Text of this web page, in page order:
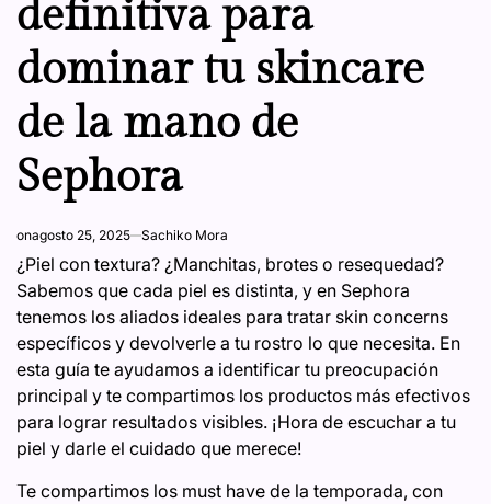
definitiva para
dominar tu skincare
de la mano de
Sephora
onagosto 25, 2025 Sachiko Mora
¿Piel con textura? ¿Manchitas, brotes o resequedad?
Sabemos que cada piel es distinta, y en Sephora
tenemos los aliados ideales para tratar skin concerns
específicos y devolverle a tu rostro lo que necesita. En
esta guía te ayudamos a identificar tu preocupación
principal y te compartimos los productos más efectivos
para lograr resultados visibles. ¡Hora de escuchar a tu
piel y darle el cuidado que merece!
Te compartimos los must have de la temporada, con